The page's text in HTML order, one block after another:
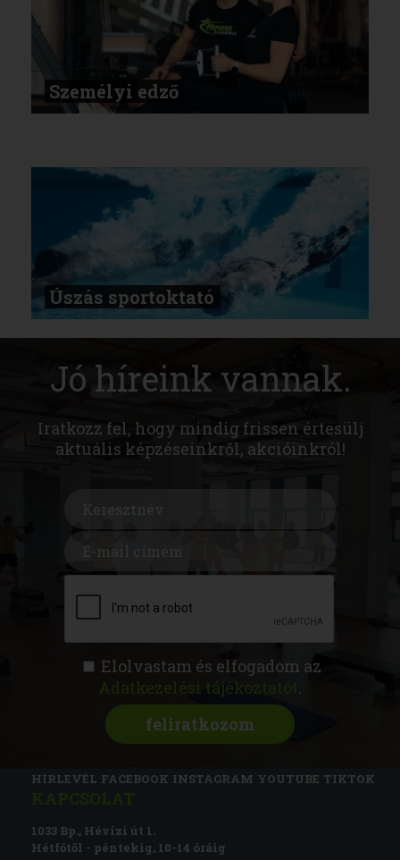
Személyi edző
Úszás sportoktató
Jó híreink vannak.
Iratkozz fel, hogy mindig frissen értesülj
aktuális képzéseinkről, akcióinkról!
Elolvastam és elfogadom az
Adatkezelési tájékoztatót .
FITNESS AKADÉMIA
RÓLUNK MAGAZIN
CSATLAKOZZ
HÍRLEVÉL FACEBOOK INSTAGRAM YOUTUBE TIKTOK
1033 Bp., Hévízi út 1.
Hétfőtől - péntekig, 10-14 óráig